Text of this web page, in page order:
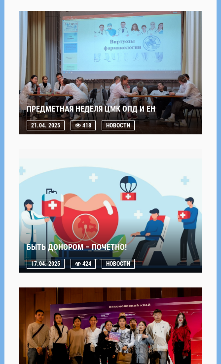
ПРЕДМЕТНАЯ НЕДЕЛЯ ЦМК ОПД И ЕН
21.04. 2025 418 НОВОСТИ
БЫТЬ ДОНОРОМ – ПОЧЕТНО!
17.04. 2025 424 НОВОСТИ